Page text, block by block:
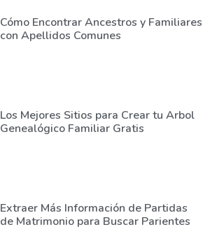
Cómo Encontrar Ancestros y Familiares
con Apellidos Comunes
Los Mejores Sitios para Crear tu Arbol
Genealógico Familiar Gratis
Extraer Más Información de Partidas
de Matrimonio para Buscar Parientes